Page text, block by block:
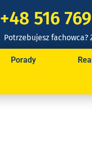
+48 516
Potrzebujesz fachowca?
Porady